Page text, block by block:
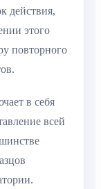
действия,
этого
повторного
в себя
всей